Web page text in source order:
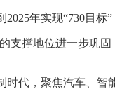
年实现“730目
支撑地位进一步巩固
时代，聚焦汽车、